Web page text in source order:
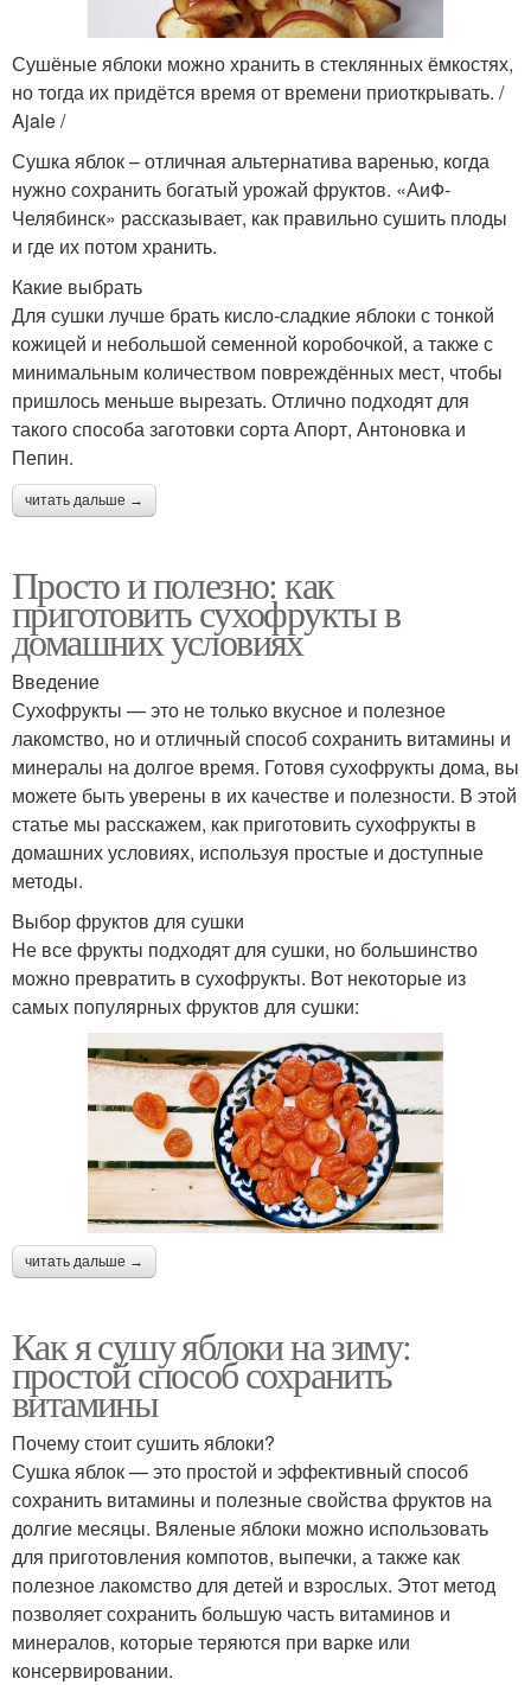
Сушёные яблоки можно хранить в стеклянных ёмкостях,
но тогда их придётся время от времени приоткрывать. /
Ajale /
Сушка яблок – отличная альтернатива варенью, когда
нужно сохранить богатый урожай фруктов. «АиФ-
Челябинск» рассказывает, как правильно сушить плоды
и где их потом хранить.
Какие выбрать
Для сушки лучше брать кисло-сладкие яблоки с тонкой
кожицей и небольшой семенной коробочкой, а также с
минимальным количеством повреждённых мест, чтобы
пришлось меньше вырезать. Отлично подходят для
такого способа заготовки сорта Апорт, Антоновка и
Пепин.
читать дальше →
Просто и полезно: как
приготовить сухофрукты в
домашних условиях
Введение
Сухофрукты — это не только вкусное и полезное
лакомство, но и отличный способ сохранить витамины и
минералы на долгое время. Готовя сухофрукты дома, вы
можете быть уверены в их качестве и полезности. В этой
статье мы расскажем, как приготовить сухофрукты в
домашних условиях, используя простые и доступные
методы.
Выбор фруктов для сушки
Не все фрукты подходят для сушки, но большинство
можно превратить в сухофрукты. Вот некоторые из
самых популярных фруктов для сушки:
читать дальше →
Как я сушу яблоки на зиму:
простой способ сохранить
витамины
Почему стоит сушить яблоки?
Сушка яблок — это простой и эффективный способ
сохранить витамины и полезные свойства фруктов на
долгие месяцы. Вяленые яблоки можно использовать
для приготовления компотов, выпечки, а также как
полезное лакомство для детей и взрослых. Этот метод
позволяет сохранить большую часть витаминов и
минералов, которые теряются при варке или
консервировании.